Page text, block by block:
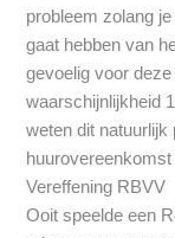
probleem zolang
gaat hebben van
gevoelig voor
waarschijnlijkheid
weten dit
huurovereenkomst
Vereffening RBVV
Ooit speelde een